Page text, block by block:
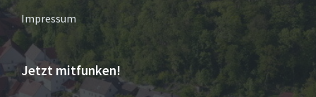
Impressum
Jetzt mitfunken!